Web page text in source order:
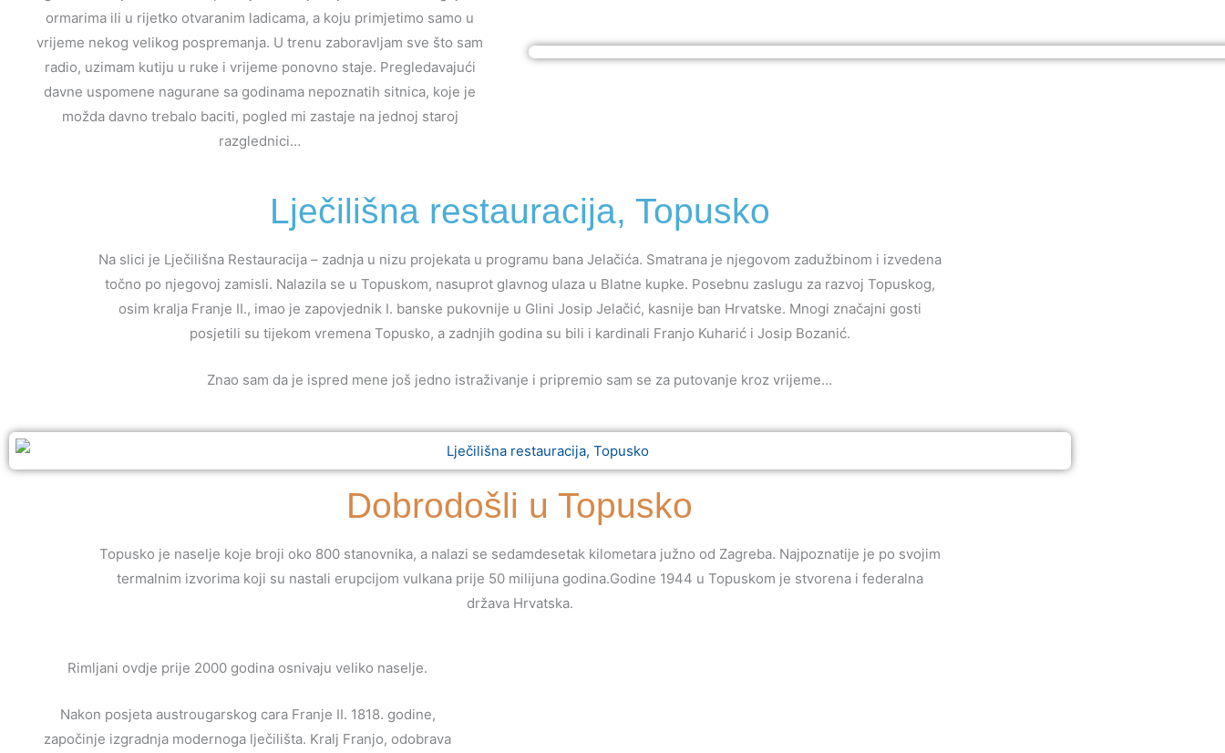
ormarima ili u rijetko otvaranim ladicama, a koju primjetimo samo u
vrijeme nekog velikog pospremanja. U trenu zaboravljam sve što sam
radio, uzimam kutiju u ruke i vrijeme ponovno staje. Pregledavajući
davne uspomene nagurane sa godinama nepoznatih sitnica, koje je
možda davno trebalo baciti, pogled mi zastaje na jednoj staroj
razglednici…
Lječilišna restauracija, Topusko
Na slici je Lječilišna Restauracija – zadnja u nizu projekata u programu bana Jelačića. Smatrana je njegovom zadužbinom i izvedena
točno po njegovoj zamisli. Nalazila se u Topuskom, nasuprot glavnog ulaza u Blatne kupke. Posebnu zaslugu za razvoj Topuskog,
osim kralja Franje II., imao je zapovjednik I. banske pukovnije u Glini Josip Jelačić, kasnije ban Hrvatske. Mnogi značajni gosti
posjetili su tijekom vremena Topusko, a zadnjih godina su bili i kardinali Franjo Kuharić i Josip Bozanić.
Znao sam da je ispred mene još jedno istraživanje i pripremio sam se za putovanje kroz vrijeme…
Dobrodošli u Topusko
Topusko je naselje koje broji oko 800 stanovnika, a nalazi se sedamdesetak kilometara južno od Zagreba. Najpoznatije je po svojim
termalnim izvorima koji su nastali erupcijom vulkana prije 50 milijuna godina.Godine 1944 u Topuskom je stvorena i federalna
država Hrvatska.
Rimljani ovdje prije 2000 godina osnivaju veliko naselje.
Nakon posjeta austrougarskog cara Franje II. 1818. godine,
započinje izgradnja modernoga lječilišta. Kralj Franjo, odobrava